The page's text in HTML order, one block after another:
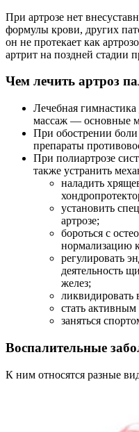
При артрозе нет
формулы крови, других
он не протекает как
артрит на поздней стадии
Чем лечить артроз
Лечебная
массаж — основные
При обострении
препараты
При полиартрозе
также устранить
наладить
установить
артрозе;
бороться с
нормализацию
регулировать
деятельность
желез;
ликвидировать
стать активным
заняться
Воспалительные
К ним относятся разные